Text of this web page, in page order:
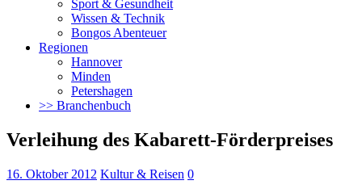
Sport & Gesundheit
Wissen & Technik
Bongos Abenteuer
Regionen
Hannover
Minden
Petershagen
>> Branchenbuch
Verleihung des Kabarett-Förderpreises
16. Oktober 2012 Kultur & Reisen 0